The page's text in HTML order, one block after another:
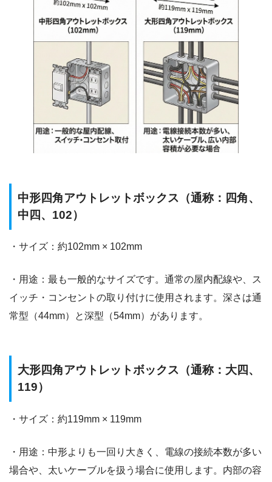
中形四角アウトレットボックス（通称：四角、
中四、102）
・サイズ：約102mm × 102mm
・用途：最も一般的なサイズです。通常の屋内配線や、ス
イッチ・コンセントの取り付けに使用されます。深さは通
常型（44mm）と深型（54mm）があります。
大形四角アウトレットボックス（通称：大四、
119）
・サイズ：約119mm × 119mm
・用途：中形よりも一回り大きく、電線の接続本数が多い
場合や、太いケーブルを扱う場合に使用します。内部の容